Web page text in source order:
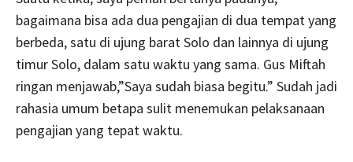
bagaimana bisa ada dua pengajian di dua tempat yang
berbeda, satu di ujung barat Solo dan lainnya di ujung
timur Solo, dalam satu waktu yang sama. Gus Miftah
ringan menjawab,”Saya sudah biasa begitu.” Sudah jadi
rahasia umum betapa sulit menemukan pelaksanaan
pengajian yang tepat waktu.